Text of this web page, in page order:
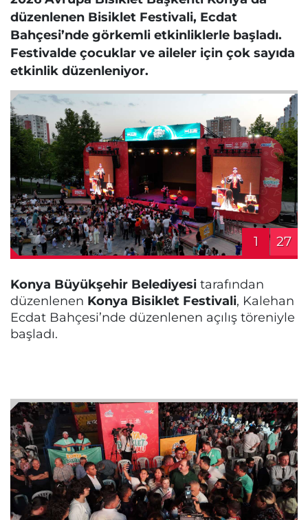
düzenlenen Bisiklet Festivali, Ecdat
Bahçesi’nde görkemli etkinliklerle başladı.
Festivalde çocuklar ve aileler için çok sayıda
etkinlik düzenleniyor.
1 27
Konya Büyükşehir Belediyesi tarafından
düzenlenen Konya Bisiklet Festivali, Kalehan
Ecdat Bahçesi’nde düzenlenen açılış töreniyle
başladı.